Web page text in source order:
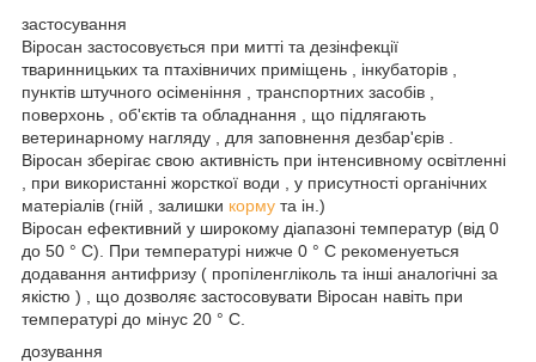
застосування
Віросан застосовується при митті та дезінфекції
тваринницьких та птахівничих приміщень , інкубаторів ,
пунктів штучного осіменіння , транспортних засобів ,
поверхонь , об'єктів та обладнання , що підлягають
ветеринарному нагляду , для заповнення дезбар'єрів .
Віросан зберігає свою активність при інтенсивному освітленні
, при використанні жорсткої води , у присутності органічних
матеріалів (гній , залишки корму та ін.)
Віросан ефективний у широкому діапазоні температур (від 0
до 50 ° С). При температурі нижче 0 ° С рекоменуеться
додавання антифризу ( пропіленгліколь та інші аналогічні за
якістю ) , що дозволяє застосовувати Віросан навіть при
температурі до мінус 20 ° С.
дозування